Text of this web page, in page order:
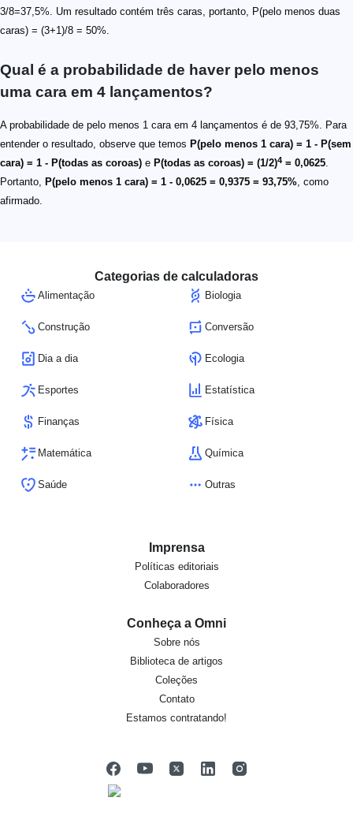
3/8=37,5%. Um resultado contém três caras, portanto, P(pelo menos duas
caras) = (3+1)/8 = 50%.
Qual é a probabilidade de haver pelo menos
uma cara em 4 lançamentos?
A probabilidade de pelo menos 1 cara em 4 lançamentos é de 93,75%. Para
entender o resultado, observe que temos P(pelo menos 1 cara) = 1 - P(sem
cara) = 1 - P(todas as coroas) e P(todas as coroas) = (1/2)4 = 0,0625.
Portanto, P(pelo menos 1 cara) = 1 - 0,0625 = 0,9375 = 93,75%, como
afirmado.
Categorias de calculadoras
Alimentação Biologia
Construção Conversão
Dia a dia Ecologia
Esportes Estatística
Finanças Física
Matemática Química
Saúde Outras
Imprensa
Políticas editoriais
Colaboradores
Conheça a Omni
Sobre nós
Biblioteca de artigos
Coleções
Contato
Estamos contratando!